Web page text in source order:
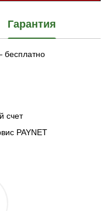
Гарантия
бесплатно
счет
PAYNET